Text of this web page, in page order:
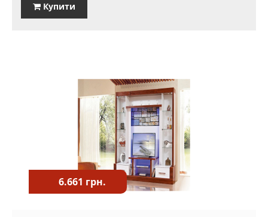
Купити
6.661 грн.